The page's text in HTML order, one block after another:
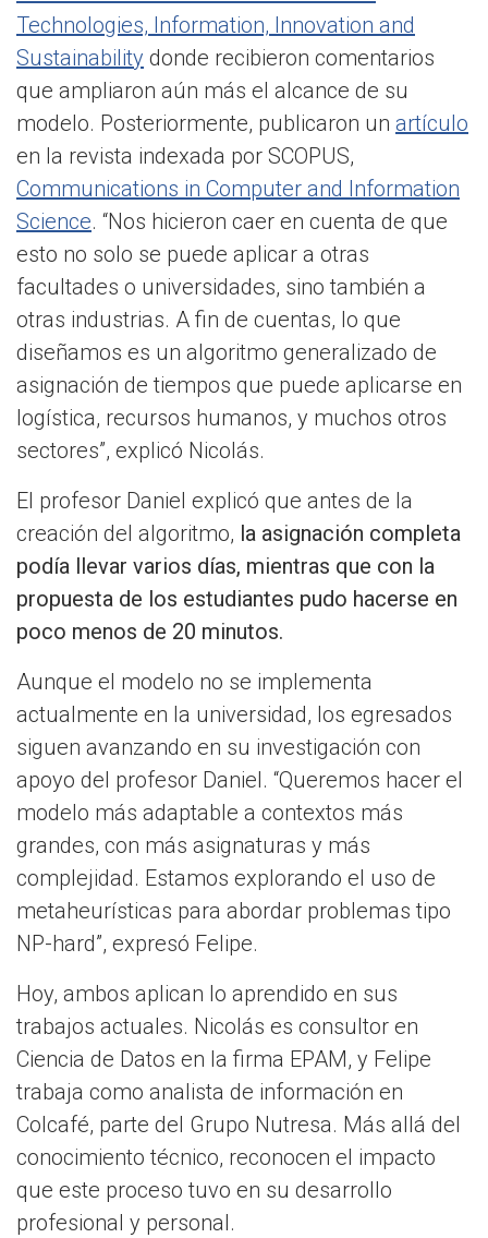
Technologies, Information, Innovation and
Sustainability donde recibieron comentarios
que ampliaron aún más el alcance de su
modelo. Posteriormente, publicaron un artículo
en la revista indexada por SCOPUS,
Communications in Computer and Information
Science. “Nos hicieron caer en cuenta de que
esto no solo se puede aplicar a otras
facultades o universidades, sino también a
otras industrias. A fin de cuentas, lo que
diseñamos es un algoritmo generalizado de
asignación de tiempos que puede aplicarse en
logística, recursos humanos, y muchos otros
sectores”, explicó Nicolás.
El profesor Daniel explicó que antes de la
creación del algoritmo, la asignación completa
podía llevar varios días, mientras que con la
propuesta de los estudiantes pudo hacerse en
poco menos de 20 minutos.
Aunque el modelo no se implementa
actualmente en la universidad, los egresados
siguen avanzando en su investigación con
apoyo del profesor Daniel. “Queremos hacer el
modelo más adaptable a contextos más
grandes, con más asignaturas y más
complejidad. Estamos explorando el uso de
metaheurísticas para abordar problemas tipo
NP-hard”, expresó Felipe.
Hoy, ambos aplican lo aprendido en sus
trabajos actuales. Nicolás es consultor en
Ciencia de Datos en la firma EPAM, y Felipe
trabaja como analista de información en
Colcafé, parte del Grupo Nutresa. Más allá del
conocimiento técnico, reconocen el impacto
que este proceso tuvo en su desarrollo
profesional y personal.